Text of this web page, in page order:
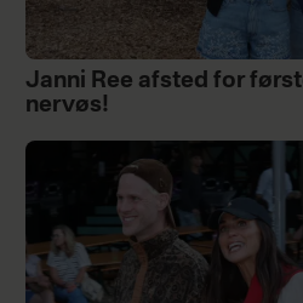
Janni Ree afsted for
nervøs!